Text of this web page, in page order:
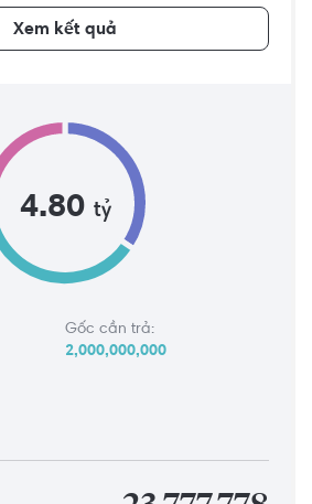
Xem kết quả
4.80 tỷ
Gốc cần trả:
2,000,000,000